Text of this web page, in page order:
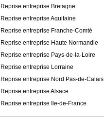
Reprise entreprise Bretagne
Reprise entreprise Aquitaine
Reprise entreprise Franche-Comté
Reprise entreprise Haute Normandie
Reprise entreprise Pays-de-la-Loire
Reprise entreprise Lorraine
Reprise entreprise Nord Pas-de-Calais
Reprise entreprise Alsace
Reprise entreprise Ile-de-France